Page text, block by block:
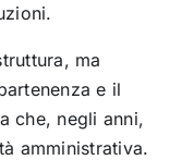
ma
e il
che, negli anni,
amministrativa.